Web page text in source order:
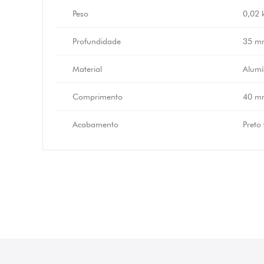
Peso 0,02
Profundidade 35
Material
Comprimento 40
Acabamento